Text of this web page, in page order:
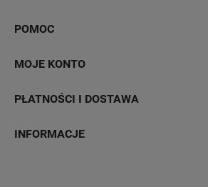
POMOC
MOJE KONTO
PŁATNOŚCI I DOSTAWA
INFORMACJE